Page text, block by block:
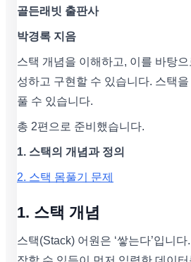
골든래빗 출판사
박경록 지음
스택 개념을 이해하고, 이를 바탕
성하고 구현할 수 있습니다. 스택
풀 수 있습니다.
총 2편으로 준비했습니다.
1. 스택의 개념과 정의
2. 스택 몸풀기 문제
1. 스택 개념
스택(Stack) 어원은 ‘쌓는다’입니